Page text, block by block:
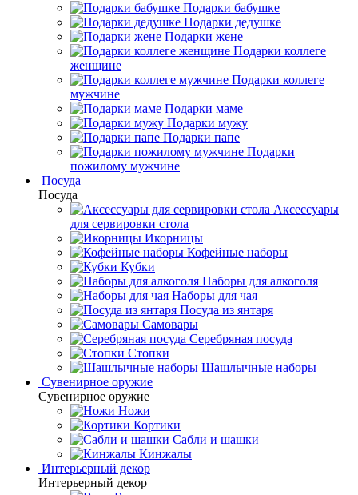
Подарки бабушке
Подарки дедушке
Подарки жене
Подарки коллеге
женщине
Подарки коллеге
мужчине
Подарки маме
Подарки мужу
Подарки папе
Подарки
пожилому мужчине
Посуда
Посуда
Аксессуары
для сервировки стола
Икорницы
Кофейные наборы
Кубки
Наборы для алкоголя
Наборы для чая
Посуда из янтаря
Самовары
Серебряная посуда
Стопки
Шашлычные наборы
Сувенирное оружие
Сувенирное оружие
Ножи
Кортики
Сабли и шашки
Кинжалы
Интерьерный декор
Интерьерный декор